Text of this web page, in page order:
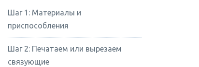
Шаг 1: Материалы и
приспособления
Шаг 2: Печатаем или вырезаем
связующие